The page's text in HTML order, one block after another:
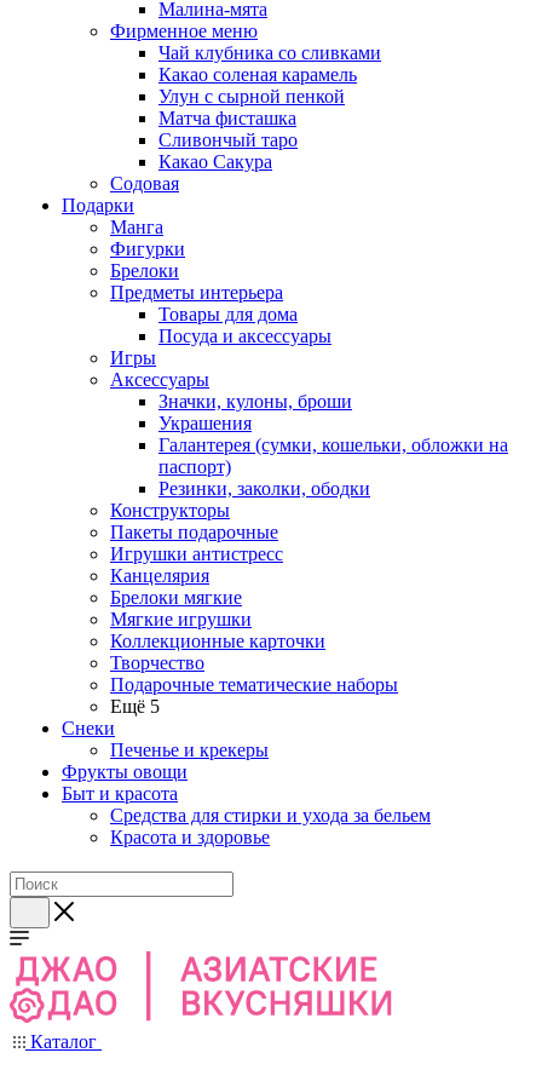
Малина-мята
Фирменное меню
Чай клубника со сливками
Какао соленая карамель
Улун с сырной пенкой
Матча фисташка
Сливончый таро
Какао Сакура
Содовая
Подарки
Манга
Фигурки
Брелоки
Предметы интерьера
Товары для дома
Посуда и аксессуары
Игры
Аксессуары
Значки, кулоны, броши
Украшения
Галантерея (сумки, кошельки, обложки на
паспорт)
Резинки, заколки, ободки
Конструкторы
Пакеты подарочные
Игрушки антистресс
Канцелярия
Брелоки мягкие
Мягкие игрушки
Коллекционные карточки
Творчество
Подарочные тематические наборы
Ещё 5
Снеки
Печенье и крекеры
Фрукты овощи
Быт и красота
Средства для стирки и ухода за бельем
Красота и здоровье
Каталог